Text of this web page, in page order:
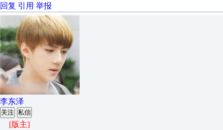
回复 引用 举报
李东泽
关注 私信
[版主]